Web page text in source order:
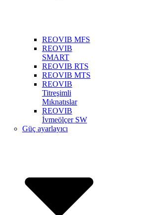
REOVIB MFS
REOVIB
SMART
REOVIB RTS
REOVIB MTS
REOVIB
Titreşimli
Mıknatıslar
REOVIB
İvmeölçer SW
Güç ayarlayıcı